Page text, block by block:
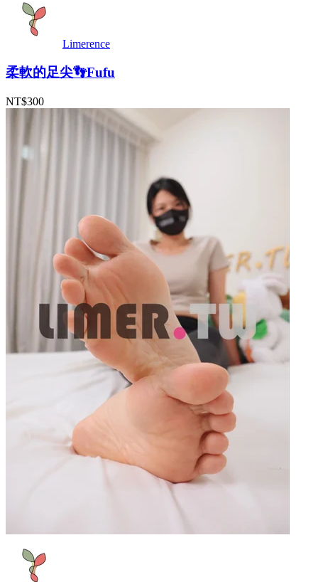
Limerence
柔軟的足尖👣Fufu
NT$300